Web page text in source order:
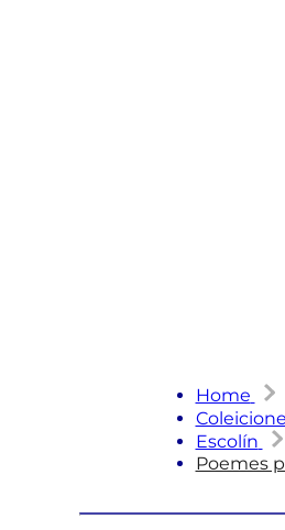
Home
Escolín
Poemes